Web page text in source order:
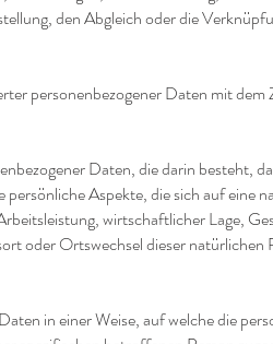
den Abgleich oder die
personenbezogener Daten mit dem
Daten, die darin besteht,
Aspekte, die sich auf eine
wirtschaftlicher Lage,
oder Ortswechsel dieser natürlichen
in einer Weise, auf welche die